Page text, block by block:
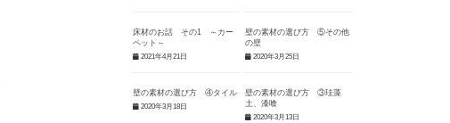
床材のお話 その1 ～カー
ペット～
2021年4月21日
壁の素材の選び方 ⑤その他
の壁
2020年3月25日
壁の素材の選び方 ④タイル
2020年3月18日
壁の素材の選び方 ③珪藻
土、漆喰
2020年3月13日